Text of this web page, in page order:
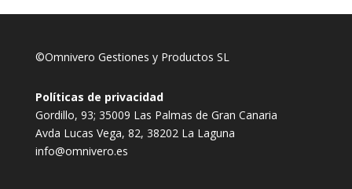
©Omnivero Gestiones y Productos SL
Políticas de privacidad
Gordillo, 93; 35009 Las Palmas de Gran Canaria
Avda Lucas Vega, 82, 38202 La Laguna
info@omnivero.es